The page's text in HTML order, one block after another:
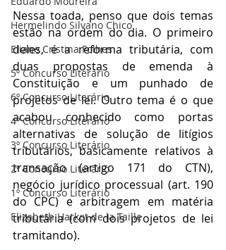
Hermelindo Silvano Chico
Eliane Cristina Folhes
5º Concurso Literário
6º Concurso Literário
4º Concurso Literário
3º Concurso Literário
2º Concurso Literário
1º Concurso Literário
Elizabeth Harkot de la Taille
Nessa toada, penso que dois temas
estão na ordem do dia. O primeiro
deles, é a reforma tributária, com
duas propostas de emenda à
Constituição e um punhado de
projetos de lei. Outro tema é o que
acabou conhecido como portas
alternativas de solução de litígios
tributários, basicamente relativos à
transação (artigo 171 do CTN),
negócio jurídico processual (art. 190
do CPC) e arbitragem em matéria
tributária (com dois projetos de lei
tramitando).